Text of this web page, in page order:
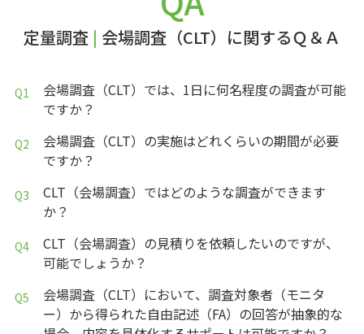
定量調査 | 会場調査（CLT）に関するＱ＆Ａ
会場調査（CLT）では、1日に何名程度の調査が可能
ですか？
会場調査（CLT）の実施はどれくらいの期間が必要
ですか？
CLT（会場調査）ではどのような調査ができます
か？
CLT（会場調査）の見積りを依頼したいのですが、
可能でしょうか？
会場調査（CLT）において、調査対象者（モニタ
ー）から得られた自由記述（FA）の回答が抽象的な